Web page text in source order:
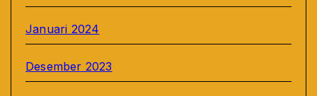
Januari 2024
Desember 2023